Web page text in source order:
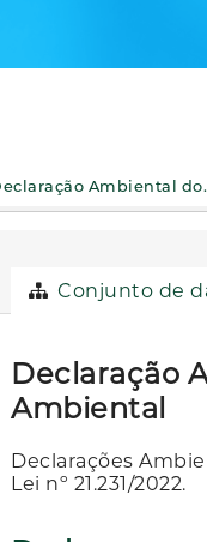
Ambiental
Conjunto de
Declaração
Ambiental
Declarações
Lei nº 21.231/2022.